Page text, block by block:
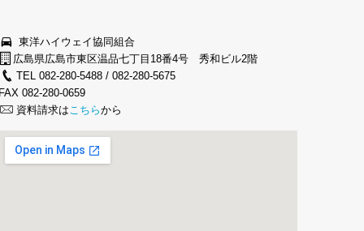
東洋ハイウェイ協同組合
広島県広島市東区温品七丁目18番4号 秀和ビル2階
TEL 082-280-5488 / 082-280-5675
FAX 082-280-0659
資料請求はこちらから